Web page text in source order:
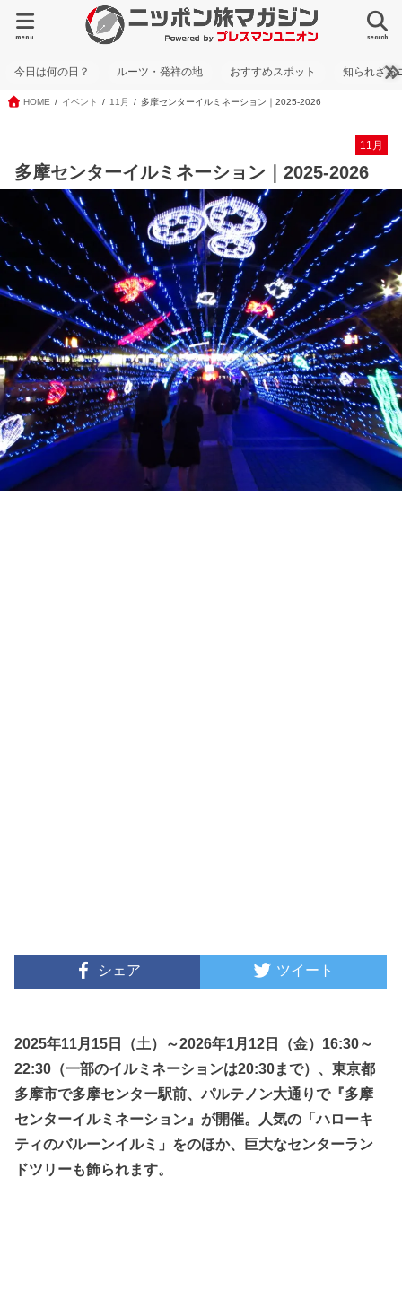
search
menu
今日は何の日？ ルーツ・発祥の地 おすすめスポット 知られざる
HOME イベント 11月 多摩センターイルミネーション｜2025-2026
11月
多摩センターイルミネーション｜2025-2026
シェア ツイート
2025年11月15日（土）～2026年1月12日（金）16:30～
22:30（一部のイルミネーションは20:30まで）、東京都
多摩市で多摩センター駅前、パルテノン大通りで『多摩
センターイルミネーション』が開催。人気の「ハローキ
ティのバルーンイルミ」をのほか、巨大なセンターラン
ドツリーも飾られます。